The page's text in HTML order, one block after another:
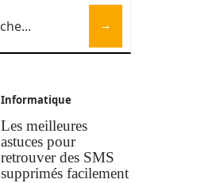
Informatique
Les meilleures
astuces pour
retrouver des SMS
supprimés facilement